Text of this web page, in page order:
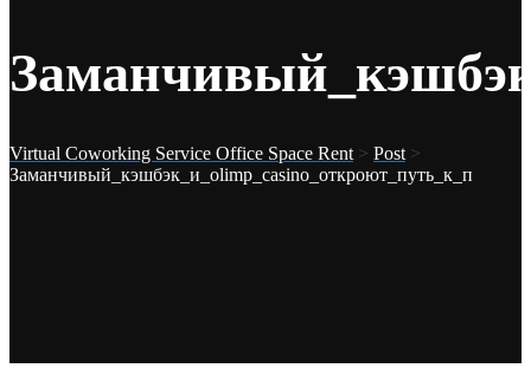
Virtual Coworking Service Office Space Rent > Post >
Заманчивый_кэшбэк_и_olimp_casino_откроют_путь_к_п